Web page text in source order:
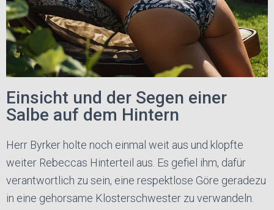
Einsicht und der Segen einer
Salbe auf dem Hintern
Herr Byrker holte noch einmal weit aus und klopfte
weiter Rebeccas Hinterteil aus. Es gefiel ihm, dafür
verantwortlich zu sein, eine respektlose Göre geradezu
in eine gehorsame Klosterschwester zu verwandeln.